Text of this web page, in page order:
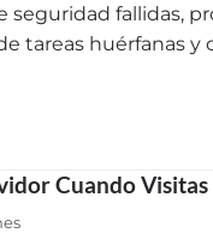
seguridad fallidas,
tareas huérfanas
Cuando